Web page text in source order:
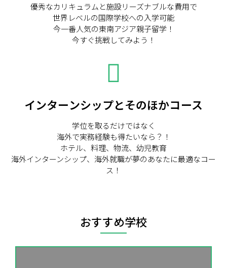
優秀なカリキュラムと施設リーズナブルな費用で
世界レベルの国際学校への入学可能
今一番人気の東南アジア親子留学！
今すぐ挑戦してみよう！
インターンシップとそのほかコース
学位を取るだけではなく
海外で実務経験も得たいなら？！
ホテル、料理、物流、幼児教育
海外インターンシップ、海外就職が夢のあなたに最適なコー
ス！
おすすめ学校